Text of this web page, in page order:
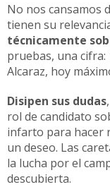
No nos cansamos
tienen su
técnicamente
pruebas, una cifra:
Alcaraz, hoy
Disipen sus dudas
rol de candidato
infarto para hacer
un deseo. Las
la lucha por el
descubierta.